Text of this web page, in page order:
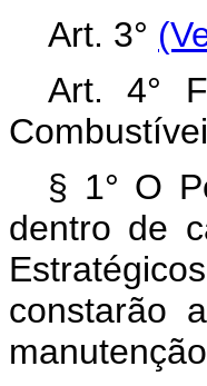
Art. 3°
Art. 4°
§ 1° O
dentro de
constarão